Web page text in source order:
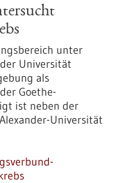
unter
Universität
als
Goethe-
ist neben der
Universität